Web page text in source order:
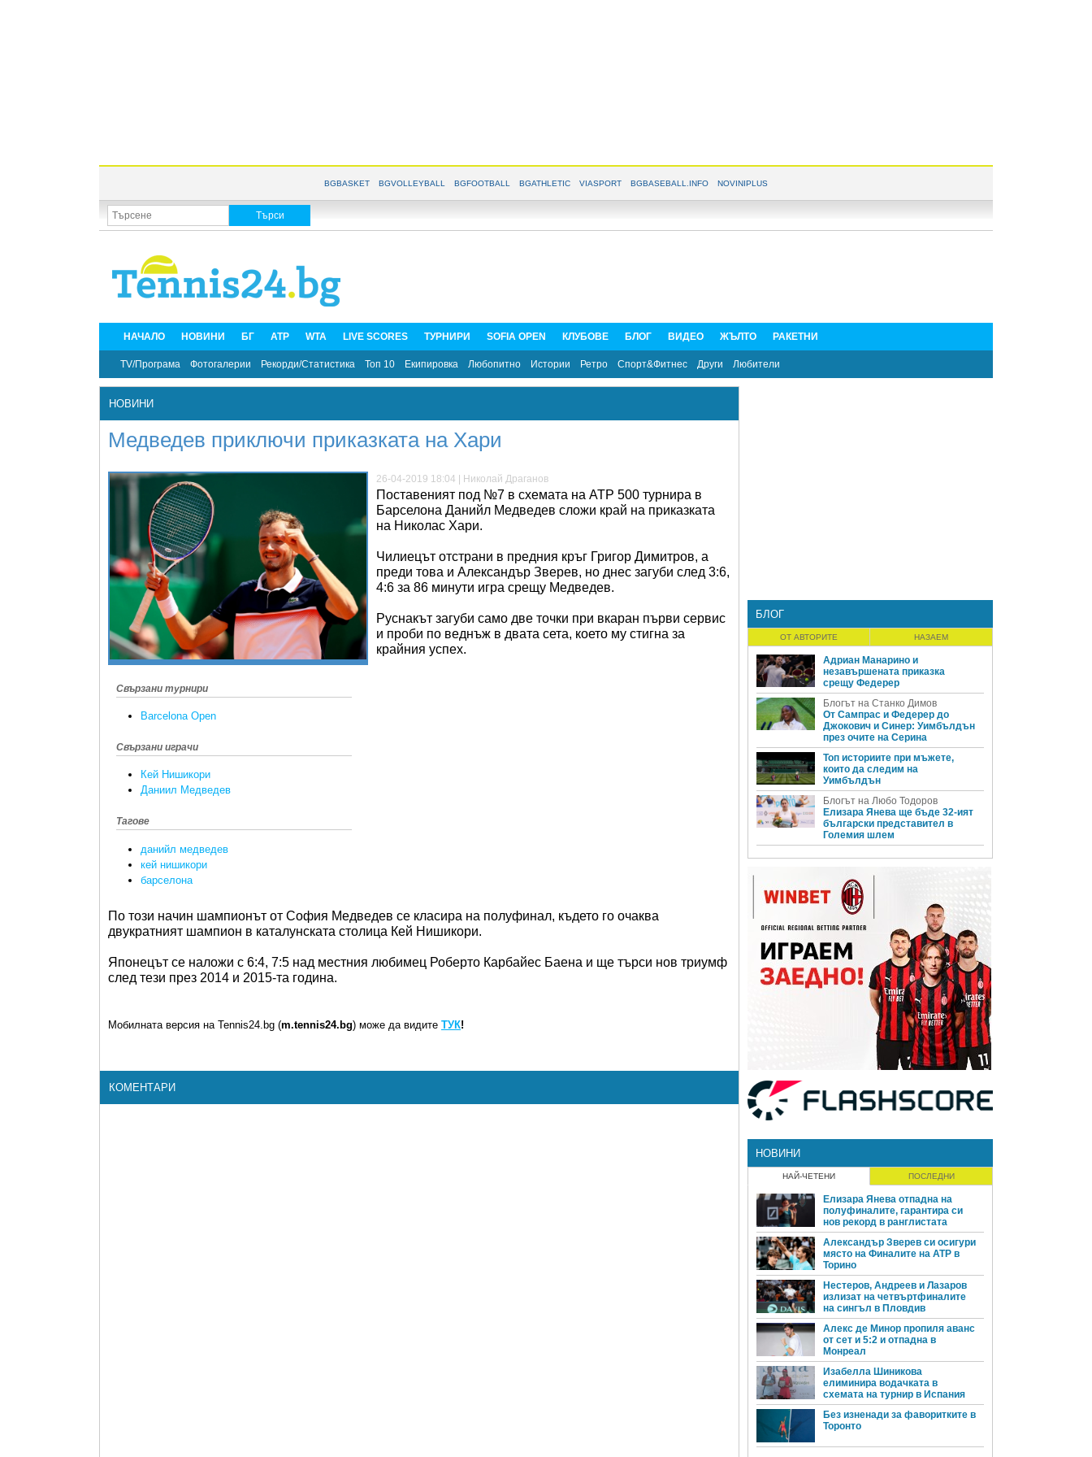
BGBASKET BGVOLLEYBALL BGFOOTBALL BGATHLETIC VIASPORT BGBASEBALL.INFO NOVINIPLUS
НАЧАЛО НОВИНИ БГ ATP WTA LIVE SCORES ТУРНИРИ SOFIA OPEN КЛУБОВЕ БЛОГ ВИДЕО ЖЪЛТО РАКЕТНИ
TV/Програма Фотогалерии Рекорди/Статистика Топ 10 Екипировка Любопитно Истории Ретро Спорт&Фитнес Други Любители
НОВИНИ
Медведев приключи приказката на Хари
Свързани турнири
Barcelona Open
Свързани играчи
Кей Нишикори
Даниил Медведев
Тагове
данийл медведев
кей нишикори
барселона
26-04-2019 18:04 | Николай Драганов
Поставеният под №7 в схемата на ATP 500 турнира в
Барселона Данийл Медведев сложи край на приказката
на Николас Хари.
Чилиецът отстрани в предния кръг Григор Димитров, а
преди това и Александър Зверев, но днес загуби след 3:6,
4:6 за 86 минути игра срещу Медведев.
Руснакът загуби само две точки при вкаран първи сервис
и проби по веднъж в двата сета, което му стигна за
крайния успех.
По този начин шампионът от София Медведев се класира на полуфинал, където го очаква
двукратният шампион в каталунската столица Кей Нишикори.
Японецът се наложи с 6:4, 7:5 над местния любимец Роберто Карбайес Баена и ще търси нов триумф
след тези през 2014 и 2015-та година.
Мобилната версия на Tennis24.bg (m.tennis24.bg) може да видите ТУК!
КОМЕНТАРИ
БЛОГ
ОТ АВТОРИТЕ НАЗАЕМ
Адриан Манарино и
незавършената приказка
срещу Федерер
Блогът на Станко Димов
От Сампрас и Федерер до
Джокович и Синер: Уимбълдън
през очите на Серина
Топ историите при мъжете,
които да следим на
Уимбълдън
Блогът на Любо Тодоров
Елизара Янева ще бъде 32-ият
български представител в
Големия шлем
НОВИНИ
НАЙ-ЧЕТЕНИ ПОСЛЕДНИ
Елизара Янева отпадна на
полуфиналите, гарантира си
нов рекорд в ранглистата
Александър Зверев си осигури
място на Финалите на ATP в
Торино
Нестеров, Андреев и Лазаров
излизат на четвъртфиналите
на сингъл в Пловдив
Алекс де Минор пропиля аванс
от сет и 5:2 и отпадна в
Монреал
Изабелла Шиникова
елиминира водачката в
схемата на турнир в Испания
Без изненади за фаворитките в
Торонто